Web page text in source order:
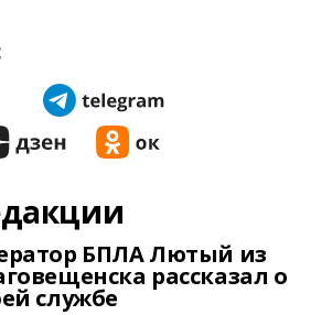
БПЛА Лютый из
рассказал о
службе